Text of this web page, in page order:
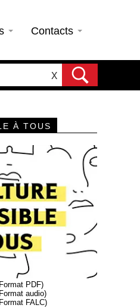
Contacts
X
À TOUS
PDF)
audio)
FALC)